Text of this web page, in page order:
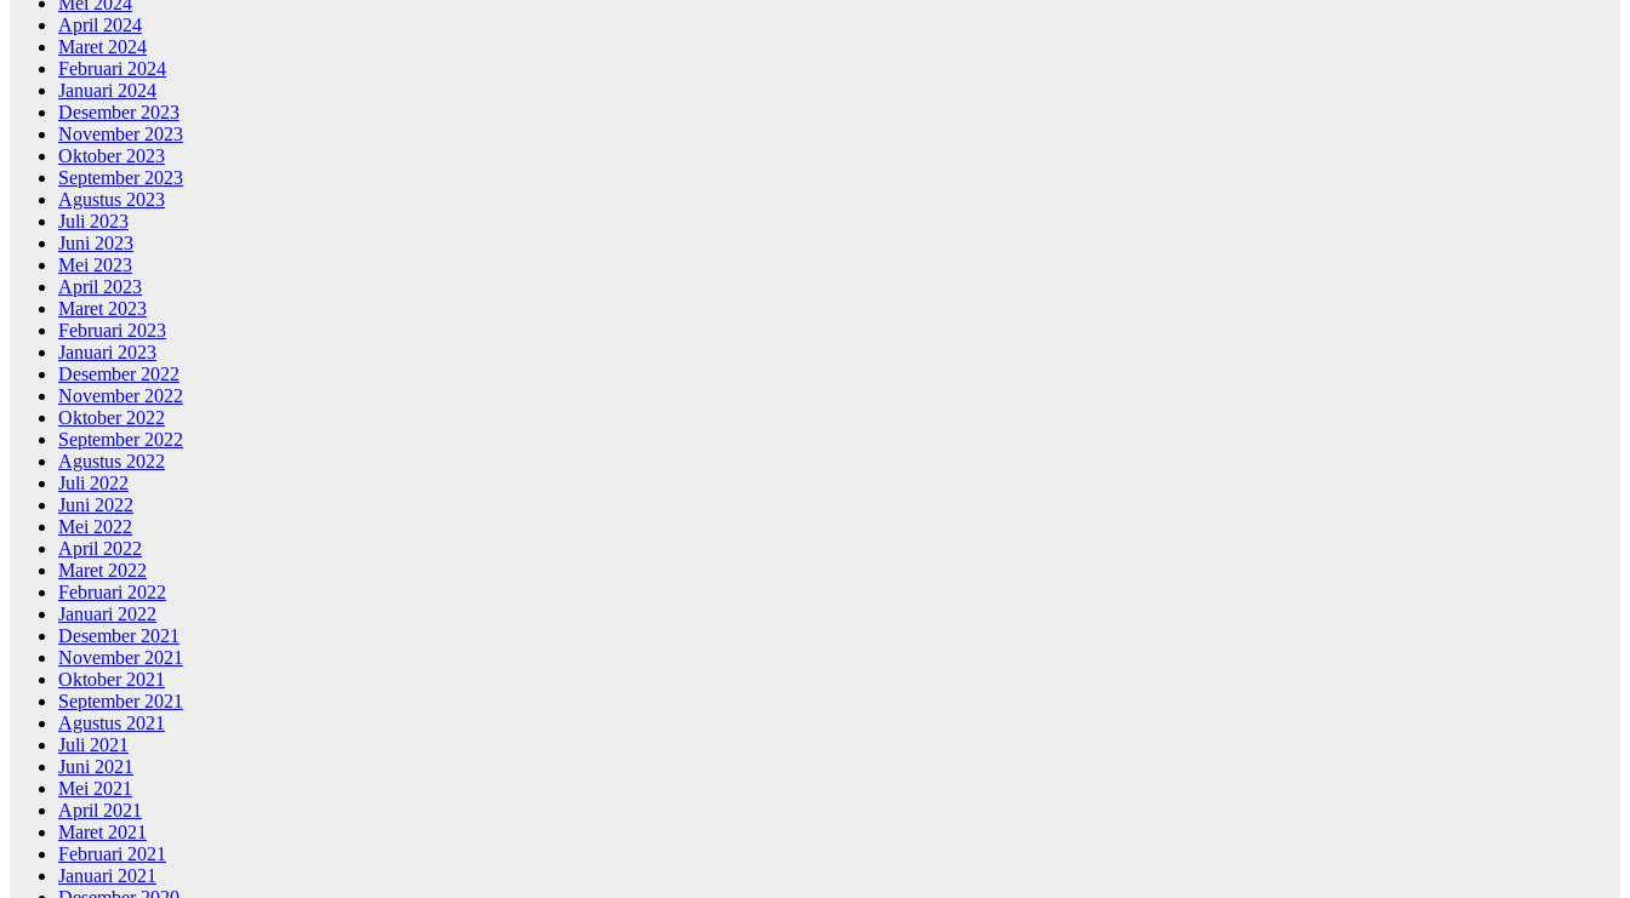
April 2024
Maret 2024
Februari 2024
Januari 2024
Desember 2023
November 2023
Oktober 2023
September 2023
Agustus 2023
Juli 2023
Juni 2023
Mei 2023
April 2023
Maret 2023
Februari 2023
Januari 2023
Desember 2022
November 2022
Oktober 2022
September 2022
Agustus 2022
Juli 2022
Juni 2022
Mei 2022
April 2022
Maret 2022
Februari 2022
Januari 2022
Desember 2021
November 2021
Oktober 2021
September 2021
Agustus 2021
Juli 2021
Juni 2021
Mei 2021
April 2021
Maret 2021
Februari 2021
Januari 2021